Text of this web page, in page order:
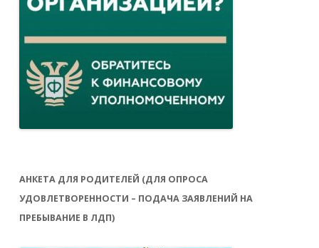
АНКЕТА ДЛЯ РОДИТЕЛЕЙ (ДЛЯ ОПРОСА
УДОВЛЕТВОРЕННОСТИ – ПОДАЧА ЗАЯВЛЕНИЙ НА
ПРЕБЫВАНИЕ В ЛДП)